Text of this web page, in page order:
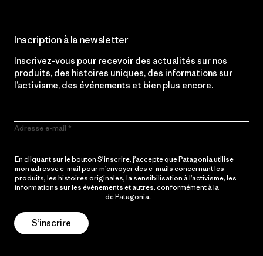
Inscription à la newsletter
Inscrivez-vous pour recevoir des actualités sur nos
produits, des histoires uniques, des informations sur
l’activisme, des événements et bien plus encore.
Adresse e-mail
En cliquant sur le bouton S’inscrire, j’accepte que Patagonia utilise
mon adresse e-mail pour m’envoyer des e-mails concernant les
produits, les histoires originales, la sensibilisation à l’activisme, les
informations sur les événements et autres, conformément à la
de Patagonia.
S’inscrire